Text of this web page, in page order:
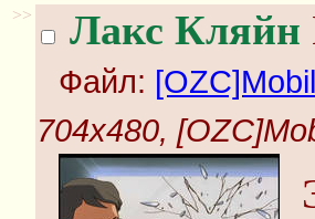
>> Лакс Кляйн
Файл:
704x480,